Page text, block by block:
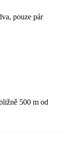
pouze pár
500 m od